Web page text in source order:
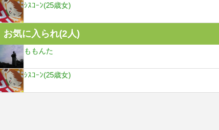
ｼｽｺｰﾝ(25歳女)
お気に入られ(2人)
ももんた
ｼｽｺｰﾝ(25歳女)